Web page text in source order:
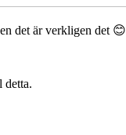
det är verkligen det 😊
detta.